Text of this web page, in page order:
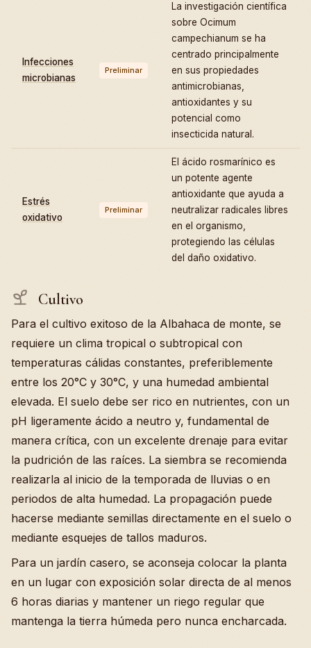
Infecciones
microbianas
Preliminar
La investigación científica
sobre Ocimum
campechianum se ha
centrado principalmente
en sus propiedades
antimicrobianas,
antioxidantes y su
potencial como
insecticida natural.
Estrés
oxidativo
Preliminar
El ácido rosmarínico es
un potente agente
antioxidante que ayuda a
neutralizar radicales libres
en el organismo,
protegiendo las células
del daño oxidativo.
Cultivo
Para el cultivo exitoso de la Albahaca de monte, se
requiere un clima tropical o subtropical con
temperaturas cálidas constantes, preferiblemente
entre los 20°C y 30°C, y una humedad ambiental
elevada. El suelo debe ser rico en nutrientes, con un
pH ligeramente ácido a neutro y, fundamental de
manera crítica, con un excelente drenaje para evitar
la pudrición de las raíces. La siembra se recomienda
realizarla al inicio de la temporada de lluvias o en
periodos de alta humedad. La propagación puede
hacerse mediante semillas directamente en el suelo o
mediante esquejes de tallos maduros.
Para un jardín casero, se aconseja colocar la planta
en un lugar con exposición solar directa de al menos
6 horas diarias y mantener un riego regular que
mantenga la tierra húmeda pero nunca encharcada.